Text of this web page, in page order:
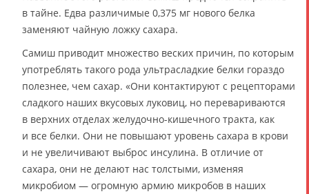
в тайне. Едва различимые 0,375 мг нового белка
заменяют чайную ложку сахара.
Самиш приводит множество веских причин, по которым
употреблять такого рода ультрасладкие белки гораздо
полезнее, чем сахар. «Они контактируют с рецепторами
сладкого наших вкусовых луковиц, но перевариваются
в верхних отделах желудочно-кишечного тракта, как
и все белки. Они не повышают уровень сахара в крови
и не увеличивают выброс инсулина. В отличие от
сахара, они не делают нас толстыми, изменяя
микробиом — огромную армию микробов в наших